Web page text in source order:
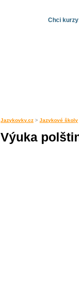
Chci
Jazykovky.cz > Jazykové školy
Výuka